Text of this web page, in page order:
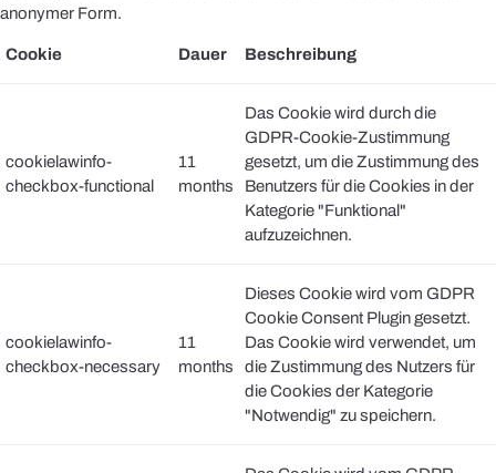
anonymer Form.
Cookie Dauer Beschreibung
cookielawinfo-
checkbox-functional
11
months
Das Cookie wird durch die
GDPR-Cookie-Zustimmung
gesetzt, um die Zustimmung des
Benutzers für die Cookies in der
Kategorie "Funktional"
aufzuzeichnen.
cookielawinfo-
checkbox-necessary
11
months
Dieses Cookie wird vom GDPR
Cookie Consent Plugin gesetzt.
Das Cookie wird verwendet, um
die Zustimmung des Nutzers für
die Cookies der Kategorie
"Notwendig" zu speichern.